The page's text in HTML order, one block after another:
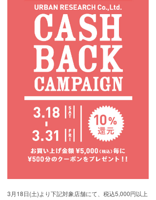
3月18日(土)より下記対象店舗にて、税込5,000円以上